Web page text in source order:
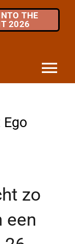
THE
2026
zo
een